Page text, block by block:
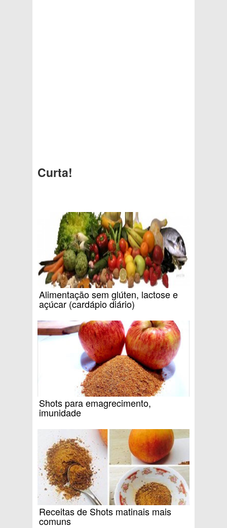
Curta!
Alimentação sem glúten, lactose e
açúcar (cardápio diário)
Shots para emagrecimento,
imunidade
Receitas de Shots matinais mais
comuns